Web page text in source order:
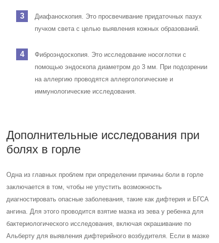
Диафаноскопия. Это просвечивание придаточных пазух
пучком света с целью выявления кожных образований.
Фиброэндоскопия. Это исследование носоглотки с
помощью эндоскопа диаметром до 3 мм. При подозрении
на аллергию проводятся аллергологические и
иммунологические исследования.
Дополнительные исследования при
болях в горле
Одна из главных проблем при определении причины боли в горле
заключается в том, чтобы не упустить возможность
диагностировать опасные заболевания, такие как дифтерия и БГСА
ангина. Для этого проводится взятие мазка из зева у ребенка для
бактериологического исследования, включая окрашивание по
Альберту для выявления дифтерийного возбудителя. Если в мазке